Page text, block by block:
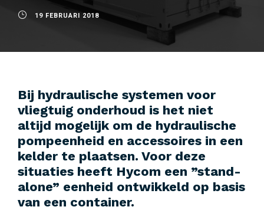
19 FEBRUARI 2018
Bij hydraulische systemen voor
vliegtuig onderhoud is het niet
altijd mogelijk om de hydraulische
pompeenheid en accessoires in een
kelder te plaatsen. Voor deze
situaties heeft Hycom een ​​”stand-
alone” eenheid ontwikkeld op basis
van een container.